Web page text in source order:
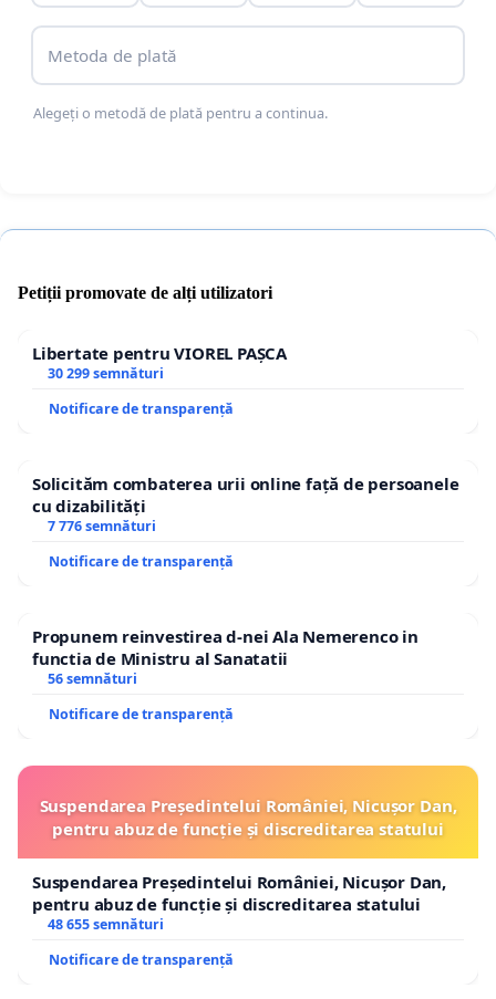
Metoda de plată
Alegeți o metodă de plată pentru a continua.
Petiții promovate de alți utilizatori
Libertate pentru VIOREL PAȘCA
30 299 semnături
Notificare de transparență
Solicităm combaterea urii online față de persoanele
cu dizabilități
7 776 semnături
Notificare de transparență
Propunem reinvestirea d-nei Ala Nemerenco in
functia de Ministru al Sanatatii
56 semnături
Notificare de transparență
Suspendarea Președintelui României, Nicușor Dan,
pentru abuz de funcție și discreditarea statului
Suspendarea Președintelui României, Nicușor Dan,
pentru abuz de funcție și discreditarea statului
48 655 semnături
Notificare de transparență